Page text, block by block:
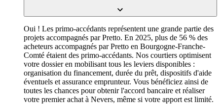
Oui ! Les primo-accédants représentent une grande partie des
projets accompagnés par Pretto. En 2025, plus de 56 % des
acheteurs accompagnés par Pretto en Bourgogne-Franche-
Comté étaient des primo-accédants. Nos courtiers optimisent
votre dossier en mobilisant tous les leviers disponibles :
organisation du financement, durée du prêt, dispositifs d'aide
éventuels et assurance emprunteur. Vous bénéficiez ainsi de
toutes les chances pour obtenir l'accord bancaire et réaliser
votre premier achat à Nevers, même si votre apport est limité.